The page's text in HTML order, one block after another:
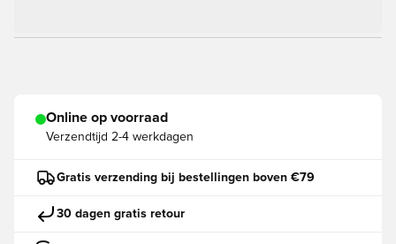
Online op voorraad
Verzendtijd 2-4 werkdagen
Gratis verzending bij bestellingen boven €79
30 dagen gratis retour